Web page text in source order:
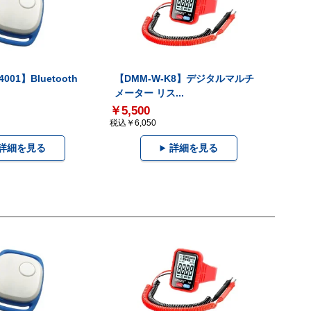
】Bluetooth
細を見る
【DMM-W-K8】デジタルマルチ
メーター リス...
￥5,500
税込￥6,050
詳細を見る